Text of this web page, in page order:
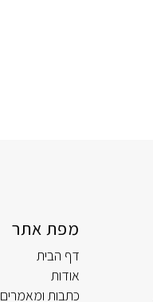
מפת אתר
דף הבית
אודות
כתבות ומאמרים